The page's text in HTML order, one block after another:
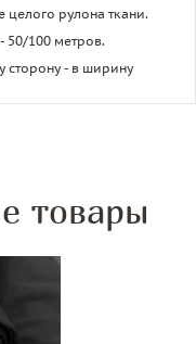
целого рулона ткани.
50/100 метров.
сторону - в ширину
товары